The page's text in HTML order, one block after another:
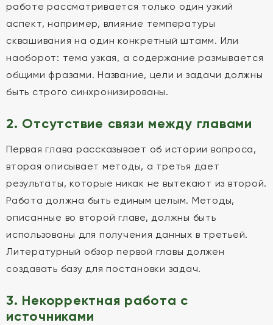
работе рассматривается только один узкий
аспект, например, влияние температуры
сквашивания на один конкретный штамм. Или
наоборот: тема узкая, а содержание размывается
общими фразами. Название, цели и задачи должны
быть строго синхронизированы.
2. Отсутствие связи между главами
Первая глава рассказывает об истории вопроса,
вторая описывает методы, а третья дает
результаты, которые никак не вытекают из второй.
Работа должна быть единым целым. Методы,
описанные во второй главе, должны быть
использованы для получения данных в третьей.
Литературный обзор первой главы должен
создавать базу для постановки задач.
3. Некорректная работа с
источниками